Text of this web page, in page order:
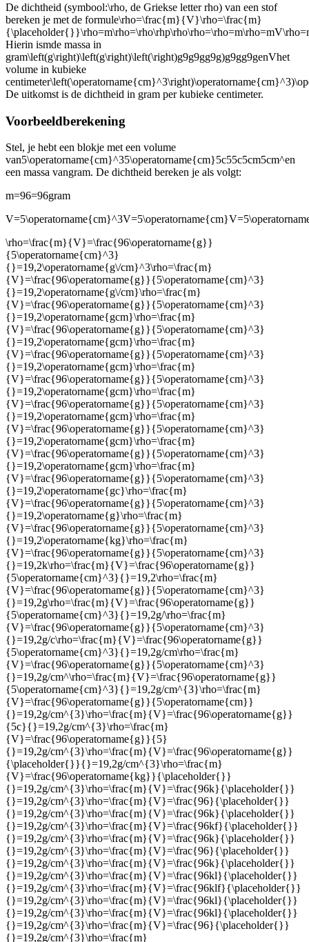
De dichtheid (symbool:\rho, de Griekse letter rho) van een stof
bereken je met de formule\rho=\frac{m}{V}\rho=\frac{m}
Hierin ismde massa in
gram\left(g\right)\left(g\right)\left(\right)g9g9gg9g)g9gg9genVhet
volume in kubieke
centimeter
De uitkomst is de dichtheid in gram per kubieke centimeter.
Voorbeeldberekening
Stel, je hebt een blokje met een volume
van5\operatorname{cm}^35\operatorname{cm}5c55c5cm5cm^en
een massa vangram. De dichtheid bereken je als volgt:
m=96=96gram
\rho=\frac{m}{V}=\frac{96\operatorname{g}}
{5\operatorname{cm}^3}
{}=19,2\operatorname{g\/cm}^3\rho=\frac{m}
{V}=\frac{96\operatorname{g}}{5\operatorname{cm}^3}
{}=19,2\operatorname{g\/cm}\rho=\frac{m}
{V}=\frac{96\operatorname{g}}{5\operatorname{cm}^3}
{}=19,2\operatorname{gcm}\rho=\frac{m}
{V}=\frac{96\operatorname{g}}{5\operatorname{cm}^3}
{}=19,2\operatorname{gcm}\rho=\frac{m}
{V}=\frac{96\operatorname{g}}{5\operatorname{cm}^3}
{}=19,2\operatorname{gcm}\rho=\frac{m}
{V}=\frac{96\operatorname{g}}{5\operatorname{cm}^3}
{}=19,2\operatorname{gcm}\rho=\frac{m}
{V}=\frac{96\operatorname{g}}{5\operatorname{cm}^3}
{}=19,2\operatorname{gcm}\rho=\frac{m}
{V}=\frac{96\operatorname{g}}{5\operatorname{cm}^3}
{}=19,2\operatorname{gcm}\rho=\frac{m}
{V}=\frac{96\operatorname{g}}{5\operatorname{cm}^3}
{}=19,2\operatorname{gcm}\rho=\frac{m}
{V}=\frac{96\operatorname{g}}{5\operatorname{cm}^3}
{}=19,2\operatorname{gc}\rho=\frac{m}
{V}=\frac{96\operatorname{g}}{5\operatorname{cm}^3}
{}=19,2\operatorname{g}\rho=\frac{m}
{V}=\frac{96\operatorname{g}}{5\operatorname{cm}^3}
{}=19,2\operatorname{kg}\rho=\frac{m}
{V}=\frac{96\operatorname{g}}{5\operatorname{cm}^3}
{}=19,2k\rho=\frac{m}{V}=\frac{96\operatorname{g}}
{5\operatorname{cm}^3}{}=19,2\rho=\frac{m}
{V}=\frac{96\operatorname{g}}{5\operatorname{cm}^3}
{}=19,2g\rho=\frac{m}{V}=\frac{96\operatorname{g}}
{5\operatorname{cm}^3}{}=19,2g/\rho=\frac{m}
{V}=\frac{96\operatorname{g}}{5\operatorname{cm}^3}
{}=19,2g/c\rho=\frac{m}{V}=\frac{96\operatorname{g}}
{5\operatorname{cm}^3}{}=19,2g/cm\rho=\frac{m}
{V}=\frac{96\operatorname{g}}{5\operatorname{cm}^3}
{}=19,2g/cm^\rho=\frac{m}{V}=\frac{96\operatorname{g}}
{5\operatorname{cm}^3}{}=19,2g/cm^{3}\rho=\frac{m}
{V}=\frac{96\operatorname{g}}{5\operatorname{cm}}
{}=19,2g/cm^{3}\rho=\frac{m}{V}=\frac{96\operatorname{g}}
{5c}{}=19,2g/cm^{3}\rho=\frac{m}
{V}=\frac{96\operatorname{g}}{5}
{}=19,2g/cm^{3}\rho=\frac{m}{V}=\frac{96\operatorname{g}}
{\placeholder{}}{}=19,2g/cm^{3}\rho=\frac{m}
{V}=\frac{96\operatorname{kg}}{\placeholder{}}
{}=19,2g/cm^{3}\rho=\frac{m}{V}=\frac{96k}{\placeholder{}}
{}=19,2g/cm^{3}\rho=\frac{m}{V}=\frac{96}{\placeholder{}}
{}=19,2g/cm^{3}\rho=\frac{m}{V}=\frac{96k}{\placeholder{}}
{}=19,2g/cm^{3}\rho=\frac{m}{V}=\frac{96kf}{\placeholder{}}
{}=19,2g/cm^{3}\rho=\frac{m}{V}=\frac{96k}{\placeholder{}}
{}=19,2g/cm^{3}\rho=\frac{m}{V}=\frac{96}{\placeholder{}}
{}=19,2g/cm^{3}\rho=\frac{m}{V}=\frac{96k}{\placeholder{}}
{}=19,2g/cm^{3}\rho=\frac{m}{V}=\frac{96kl}{\placeholder{}}
{}=19,2g/cm^{3}\rho=\frac{m}{V}=\frac{96klf}{\placeholder{}}
{}=19,2g/cm^{3}\rho=\frac{m}{V}=\frac{96kl}{\placeholder{}}
{}=19,2g/cm^{3}\rho=\frac{m}{V}=\frac{96kl}{\placeholder{}}
{}=19,2g/cm^{3}\rho=\frac{m}{V}=\frac{96}{\placeholder{}}
{}=19,2g/cm^{3}\rho=\frac{m}